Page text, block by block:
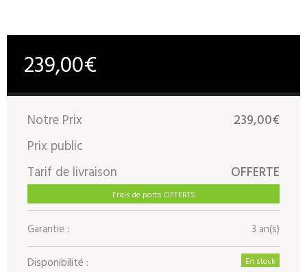
239,00€
Notre Prix
239,00€
Prix public
Tarif de livraison
OFFERTE
Frais de ports OFFERTS
Garantie : 3 an(s)
Disponibilité : En stock